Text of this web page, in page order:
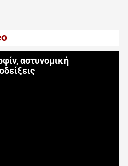
αστυνομική